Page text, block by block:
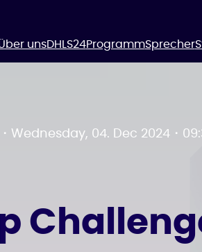
unsDHLS24ProgrammSprecher
Wednesday, 04. Dec 2024・